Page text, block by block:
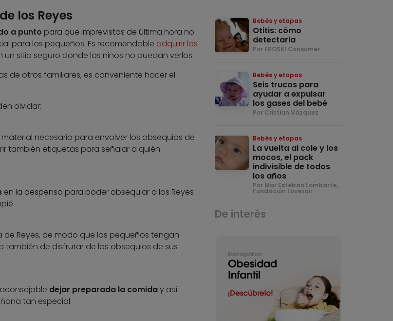
los Reyes
a punto para que imprevistos de última hora no
para los pequeños. Es recomendable adquirir los
sitio seguro donde los niños no puedan verlos.
de otros familiares, es conveniente hacer el
olvidar:
necesario para envolver los obsequios de
también etiquetas para señalar a quién
en la despensa para poder obsequiar a los Reyes
Reyes, de modo que los pequeños tengan
también de disfrutar de los obsequios de sus
dejar preparada la comiday así
tan especial.
Bebés y etapas
Otitis: cómo
detectarla
Por EROSKI Consumer
Bebés y etapas
Seis trucos para
ayudar a expulsar
los gases del bebé
Por Cristian Vázquez
Bebés y etapas
La vuelta al cole y los
mocos, el pack
indivisible de todos
los años
Por Mar Esteban Lombarte,
Fundación Lovexair
De interés